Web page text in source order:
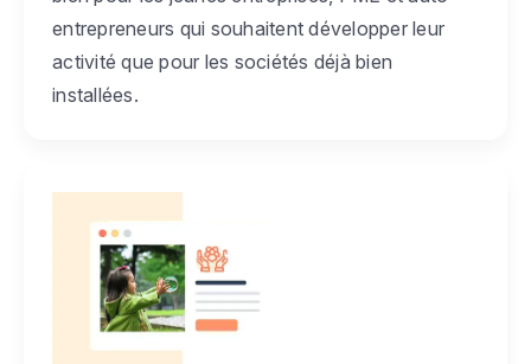
entrepreneurs qui souhaitent développer leur
activité que pour les sociétés déjà bien
installées.